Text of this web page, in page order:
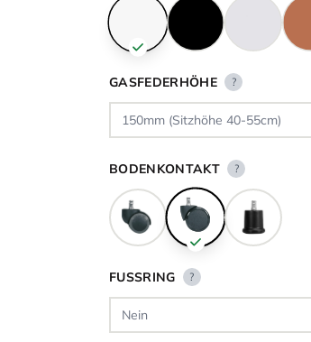
GASFEDERHÖHE ?
BODENKONTAKT ?
FUSSRING ?